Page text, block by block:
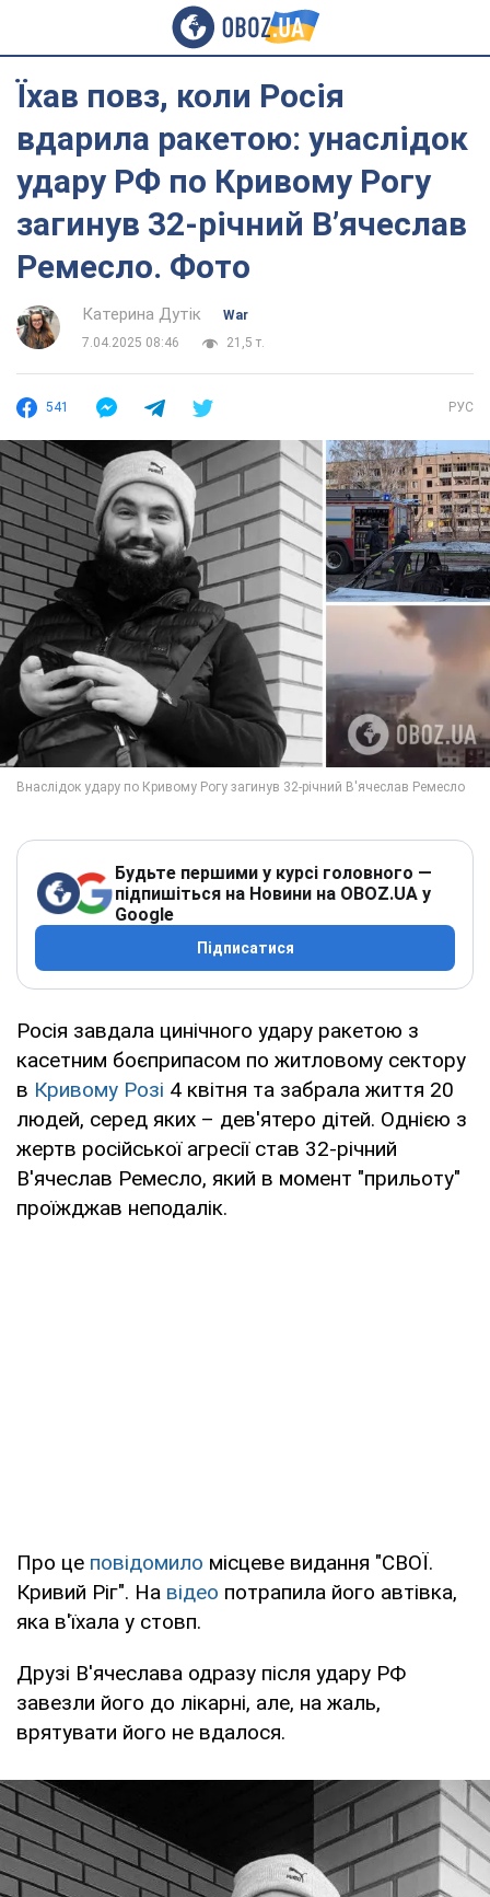
Їхав повз, коли Росія
вдарила ракетою: унаслідок
удару РФ по Кривому Рогу
загинув 32-річний В’ячеслав
Ремесло. Фото
Катерина Дутік
War
7.04.2025 08:46
21,5 т.
541 РУС
Будьте першими у курсі головного —
підпишіться на Новини на OBOZ.UA у
Google
Підписатися
Росія завдала цинічного удару ракетою з
касетним боєприпасом по житловому сектору
в Кривому Розі 4 квітня та забрала життя 20
людей, серед яких – дев'ятеро дітей. Однією з
жертв російської агресії став 32-річний
В'ячеслав Ремесло, який в момент "прильоту"
проїжджав неподалік.
Про це повідомило місцеве видання "СВОЇ.
Кривий Ріг". На відео потрапила його автівка,
яка в'їхала у стовп.
Друзі В'ячеслава одразу після удару РФ
завезли його до лікарні, але, на жаль,
врятувати його не вдалося.